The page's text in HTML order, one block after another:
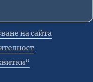
на сайта